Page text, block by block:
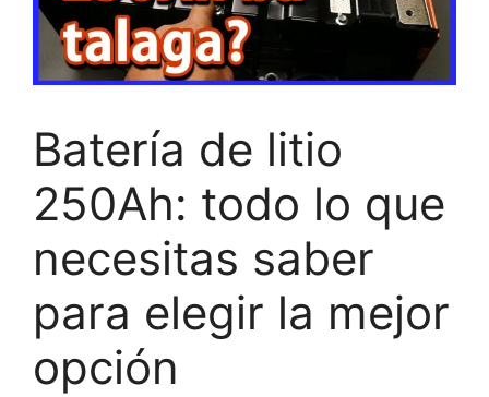
Batería de litio
250Ah: todo lo que
necesitas saber
para elegir la mejor
opción